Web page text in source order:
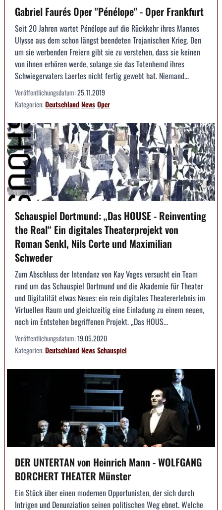
Gabriel Faurés Oper "Pénélope" - Oper Frankfurt
Seit 20 Jahren wartet Pénélope auf die Rückkehr ihres Mannes
Ulysse aus dem schon längst beendeten Trojanischen Krieg. Den
um sie werbenden Freiern gibt sie zu verstehen, dass sie keinen
von ihnen erhören werde, solange sie das Totenhemd ihres
Schwiegervaters Laertes nicht fertig gewebt hat. Niemand...
Veröffentlichungsdatum:25.11.2019
Kategorien:DeutschlandNewsOper
Schauspiel Dortmund: „Das HOUSE - Reinventing
the Real“ Ein digitales Theaterprojekt von
Roman Senkl, Nils Corte und Maximilian
Schweder
Zum Abschluss der Intendanz von Kay Voges versucht ein Team
rund um das Schauspiel Dortmund und die Akademie für Theater
und Digitalität etwas Neues: ein rein digitales Theatererlebnis im
Virtuellen Raum und gleichzeitig eine Einladung zu einem neuen,
noch im Entstehen begriffenen Projekt. „Das HOUS...
Veröffentlichungsdatum:19.05.2020
Kategorien:DeutschlandNewsSchauspiel
DER UNTERTAN von Heinrich Mann - WOLFGANG
BORCHERT THEATER Münster
Ein Stück über einen modernen Opportunisten, der sich durch
Intrigen und Denunziation seinen politischen Weg ebnet. Welche